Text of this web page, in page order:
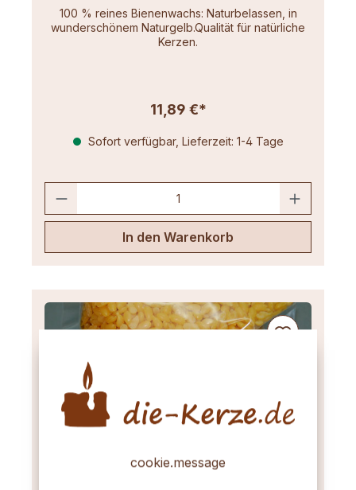
100 % reines Bienenwachs: Naturbelassen, in
wunderschönem Naturgelb.Qualität für natürliche
Kerzen.
11,89 €*
Sofort verfügbar, Lieferzeit: 1-4 Tage
In den Warenkorb
cookie.message